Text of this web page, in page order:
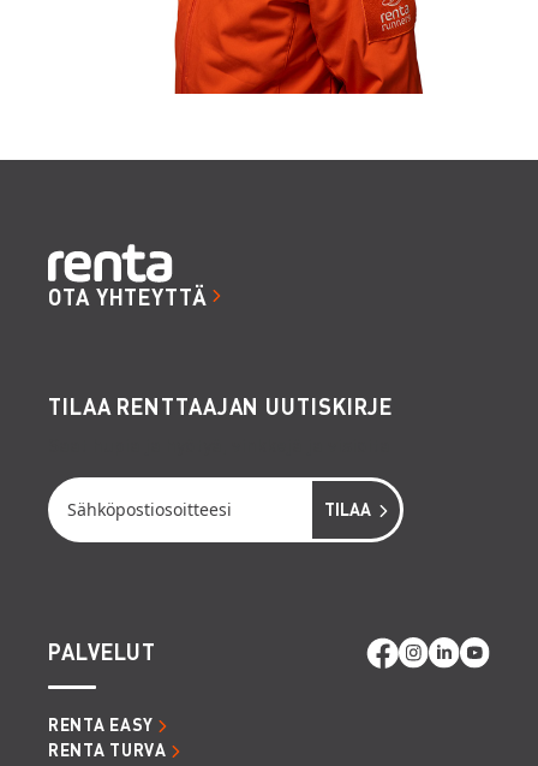
OTA YHTEYTTÄ
TILAA RENTTAAJAN UUTISKIRJE
PALVELUT
RENTA EASY
RENTA TURVA